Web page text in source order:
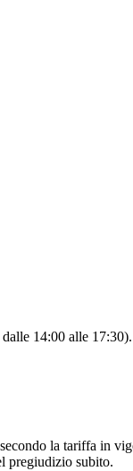
14:00 alle 17:30).
la tariffa in
pregiudizio subito.